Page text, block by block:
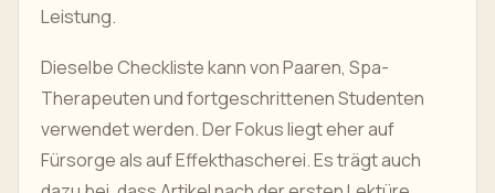
Leistung.
Dieselbe Checkliste kann von Paaren, Spa-
Therapeuten und fortgeschrittenen Studenten
verwendet werden. Der Fokus liegt eher auf
Fürsorge als auf Effekthascherei. Es trägt auch